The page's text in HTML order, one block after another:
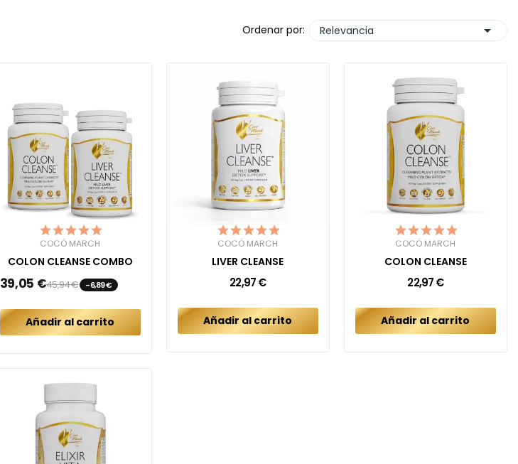
Ordenar por: Relevancia 
COCÓ MARCH
COLON CLEANSE COMBO
39,05 €45,94 € -6,89 €
Añadir al carrito
COCÓ MARCH
LIVER CLEANSE
22,97 €
Añadir al carrito
COCÓ MARCH
COLON CLEANSE
22,97 €
Añadir al carrito